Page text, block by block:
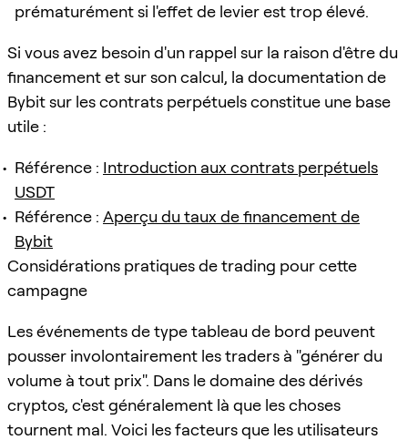
prématurément si l'effet de levier est trop élevé.
Si vous avez besoin d'un rappel sur la raison d'être du
financement et sur son calcul, la documentation de
Bybit sur les contrats perpétuels constitue une base
utile :
Référence : Introduction aux contrats perpétuels
USDT
Référence : Aperçu du taux de financement de
Bybit
Considérations pratiques de trading pour cette
campagne
Les événements de type tableau de bord peuvent
pousser involontairement les traders à "générer du
volume à tout prix". Dans le domaine des dérivés
cryptos, c'est généralement là que les choses
tournent mal. Voici les facteurs que les utilisateurs